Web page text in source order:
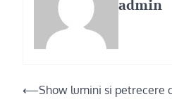
admin
Post
⟵Show lumini si petrecere